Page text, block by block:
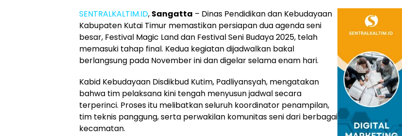
SENTRALKALTIM.ID, Sangatta – Dinas Pendidikan dan Kebudayaan
Kabupaten Kutai Timur memastikan persiapan dua agenda seni
besar, Festival Magic Land dan Festival Seni Budaya 2025, telah
memasuki tahap final. Kedua kegiatan dijadwalkan bakal
berlangsung pada November ini dan digelar selama enam hari.
Kabid Kebudayaan Disdikbud Kutim, Padliyansyah, mengatakan
bahwa tim pelaksana kini tengah menyusun jadwal secara
terperinci. Proses itu melibatkan seluruh koordinator penampilan,
tim teknis panggung, serta perwakilan komunitas seni dari berbagai
kecamatan.